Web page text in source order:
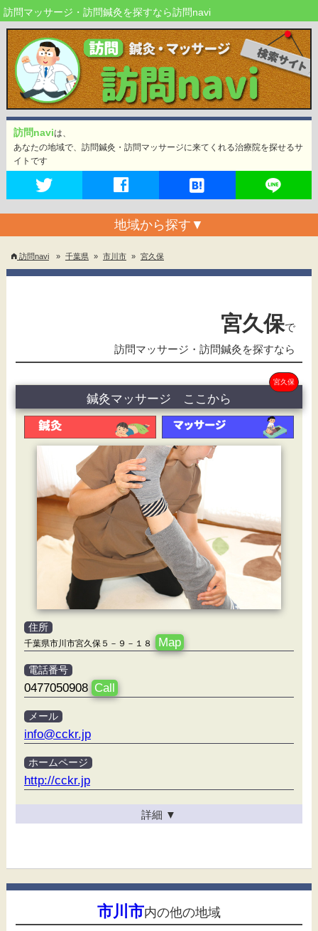
訪問マッサージ・訪問鍼灸を探すなら訪問navi
訪問naviは、
あなたの地域で、訪問鍼灸・訪問マッサージに来てくれる治療院を探せるサ
イトです
地域から探す ▼
訪問navi » 千葉県 » 市川市 » 宮久保
宮久保で
訪問マッサージ・訪問鍼灸を探すなら
宮久保
鍼灸マッサージ ここから
住所
千葉県市川市宮久保５－９－１８ Map
電話番号
0477050908 Call
メール
info@cckr.jp
ホームページ
http://cckr.jp
詳細 ▼
市川市内の他の地域